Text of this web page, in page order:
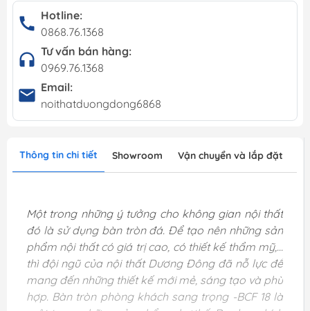
Hotline:
0868.76.1368
Tư vấn bán hàng:
0969.76.1368
Email:
noithatduongdong6868
Thông tin chi tiết Showroom Vận chuyển và lắp đặt
Một trong những ý tưởng cho không gian nội thất
đó là sử dụng bàn tròn đá. Để tạo nên những sản
phẩm nội thất có giá trị cao, có thiết kế thẩm mỹ,...
thì đội ngũ của nội thất Dương Đông đã nỗ lực để
mang đến những thiết kế mới mẻ, sáng tạo và phù
hợp. Bàn tròn phòng khách sang trọng -BCF 18 là